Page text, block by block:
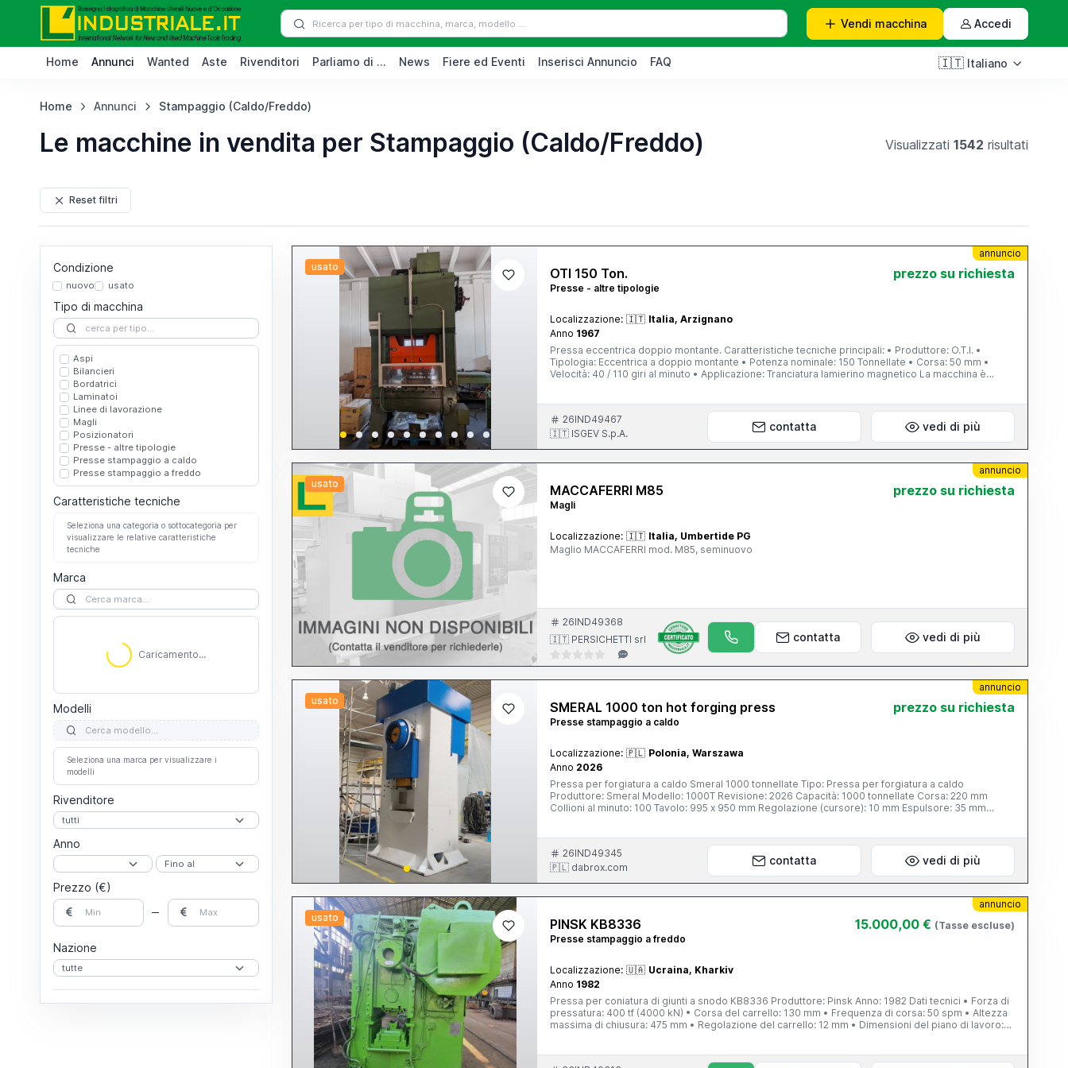
Vendi macchina Accedi
Home Annunci Wanted Aste Rivenditori Parliamo di ... News Fiere ed Eventi Inserisci Annuncio FAQ 🇮🇹 Italiano
Home Annunci Stampaggio (Caldo/Freddo)
Le macchine in vendita per Stampaggio (Caldo/Freddo) Visualizzati1542 risultati
Reset filtri
Condizione
nuovo usato
Tipo di macchina
Aspi
Bilancieri
Bordatrici
Laminatoi
Linee di lavorazione
Magli
Posizionatori
Presse - altre tipologie
Presse stampaggio a caldo
Presse stampaggio a freddo
Caratteristiche tecniche
Seleziona una categoria o sottocategoria per
visualizzare le relative caratteristiche
tecniche
Marca
Caricamento...Caricamento...
Modelli
Seleziona una marca per visualizzare i
modelli
Rivenditore
Anno
Prezzo (€)
Nazione
usato
annuncio
OTI 150 Ton.
Presse - altre tipologie
prezzo su richiesta
Localizzazione: 🇮🇹 Italia, Arzignano
Anno 1967
Pressa eccentrica doppio montante. Caratteristiche tecniche principali: • Produttore: O.T.I. •
Tipologia: Eccentrica a doppio montante • Potenza nominale: 150 Tonnellate • Corsa: 50 mm •
Velocità: 40 / 110 giri al minuto • Applicazione: Tranciatura lamierino magnetico La macchina è
Disponibile per il ritiro. Prezzo e dettagli logistici su richiesta
26IND49467
🇮🇹 ISGEV S.p.A.
contatta vedi di più
usato
annuncio
MACCAFERRI M85
Magli
prezzo su richiesta
Localizzazione: 🇮🇹 Italia, Umbertide PG
Maglio MACCAFERRI mod. M85, seminuovo
26IND49368
🇮🇹 PERSICHETTI srl
contatta vedi di più
usato
annuncio
SMERAL 1000 ton hot forging press
Presse stampaggio a caldo
prezzo su richiesta
Localizzazione: 🇵🇱 Polonia, Warszawa
Anno 2026
Pressa per forgiatura a caldo Smeral 1000 tonnellate Tipo: Pressa per forgiatura a caldo
Produttore: Smeral Modello: 1000T Revisione: 2026 Capacità: 1000 tonnellate Corsa: 220 mm
Collioni al minuto: 100 Tavolo: 995 x 950 mm Regolazione (cursore): 10 mm Espulsore: 35 mm
26IND49345
🇵🇱 dabrox.com
contatta vedi di più
usato
annuncio
PINSK KB8336
Presse stampaggio a freddo
15.000,00 € (Tasse escluse)
Localizzazione: 🇺🇦 Ucraina, Kharkiv
Anno 1982
Pressa per coniatura di giunti a snodo KB8336 Produttore: Pinsk Anno: 1982 Dati tecnici • Forza di
pressatura: 400 tf (4000 kN) • Corsa del carrello: 130 mm • Frequenza di corsa: 50 spm • Altezza
massima di chiusura: 475 mm • Regolazione del carrello: 12 mm • Dimensioni del piano di lavoro:
Velocità: 940 giri/min Dimensioni complessive: 1980 × 1240 × 2800 mm Peso: 8500 kg